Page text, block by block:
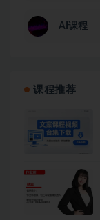
AI课程
课程推荐